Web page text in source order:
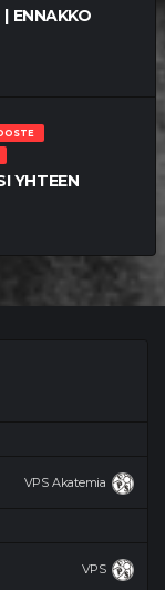
| ENNAKKO
YHTEEN
VPS Akatemia
VPS